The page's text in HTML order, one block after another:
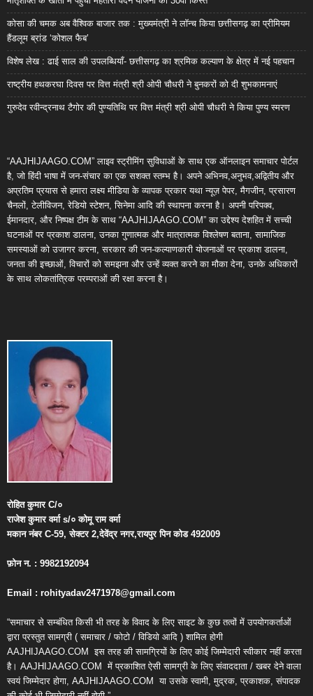
कोसा की चमक अब वैश्विक बाजार तक : मुख्यमंत्री ने लॉन्च किया छत्तीसगढ़ का प्रीमियम
हैंडलूम ब्रांड ‘कोशल फैब’
विशेष लेख : ढाई साल की उपलब्धियाँ- छत्तीसगढ़ का श्रमिक कल्याण के क्षेत्र में नई पहचान
राष्ट्रीय हथकरघा दिवस पर वित्त मंत्री श्री ओपी चौधरी ने बुनकरों को दी शुभकामनाएं
गुरुदेव रवीन्द्रनाथ टैगोर की पुण्यतिथि पर वित्त मंत्री श्री ओपी चौधरी ने किया पुण्य स्मरण
“AAJHIJAAGO.COM” लाइव स्ट्रीमिंग सुविधाओं के साथ एक ऑनलाइन समाचार पोर्टल
है, जो हिंदी भाषा में जन-संचार का एक सशक्त स्तम्भ है। अपने अभिनव,अनुभव,अद्वितीय और
अप्रतिम प्रयास से हमारा लक्ष्य मीडिया के व्यापक प्रकार यथा न्यूज़ पेपर, मैगजीन, प्रसारण
चैनलों, टेलीविजन, रेडियो स्टेशन, सिनेमा आदि की स्थापना करना है। अपनी परिपक्व,
ईमानदार, और निष्पक्ष टीम के साथ “AAJHIJAAGO.COM” का उद्देश्य देशहित में सच्ची
घटनाओं पर प्रकाश डालना, उनका गुणात्मक और मात्रात्मक विश्लेषण बताना, सामाजिक
समस्याओं को उजागर करना, सरकार की जन-कल्याणकारी योजनाओं पर प्रकाश डालना,
जनता की इच्छाओं, विचारों को समझना और उन्हें व्यक्त करने का मौका देना, उनके अधिकारों
के साथ लोकतांत्रिक परम्पराओं की रक्षा करना है।
रोहित कुमारC/०
राजेश कुमार वर्माs/० कोमू राम वर्मा
मकान नंबरC-59,सेक्टर2,देवेंद्र नगर,रायपुर पिन कोड492009
फ़ोन न. : 9982192094
Email : rohityadav2471978@gmail.com
“समाचार से सम्बंधित किसी भी तरह के विवाद के लिए साइट के कुछ तत्वों में उपयोगकर्ताओं
द्वारा प्रस्तुत सामग्री ( समाचार / फोटो / विडियो आदि ) शामिल होगी
AAJHIJAAGO.COM इस तरह की सामग्रियों के लिए कोई जिम्मेदारी स्वीकार नहीं करता
है। AAJHIJAAGO.COM में प्रकाशित ऐसी सामग्री के लिए संवाददाता / खबर देने वाला
स्वयं जिम्मेदार होगा, AAJHIJAAGO.COM या उसके स्वामी, मुद्रक, प्रकाशक, संपादक